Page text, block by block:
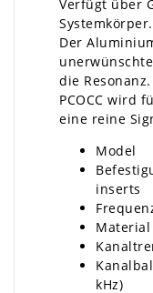
Verfügt über
Systemkörper.
Der
die Resonanz.
PCOCC wird
eine reine
Model
inserts
kHz)